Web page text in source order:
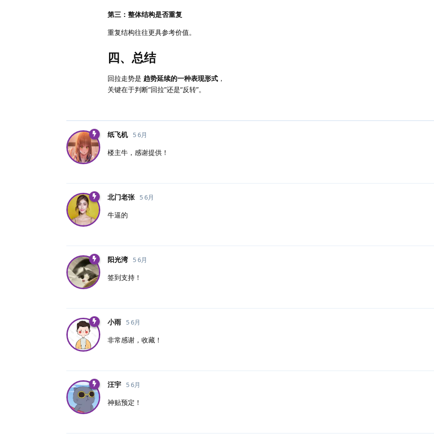
第三：整体结构是否重复
重复结构往往更具参考价值。
四、总结
回拉走势是 趋势延续的一种表现形式 ，
关键在于判断“回拉”还是“反转”。
纸飞机 5 6月
楼主牛，感谢提供！
北门老张 5 6月
牛逼的
阳光湾 5 6月
签到支持！
小雨 5 6月
非常感谢，收藏！
汪宇 5 6月
神贴预定！